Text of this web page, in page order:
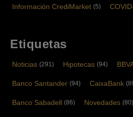
Información CrediMarket (5)
Etiquetas
Noticias (291) Hipotecas (94)
Banco Santander (94) CaixaBank
Banco Sabadell (86) Novedades (80)